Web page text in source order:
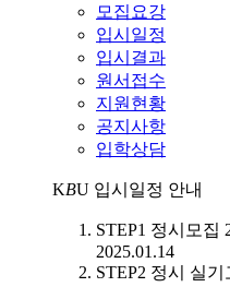
모집요강
입시일정
입시결과
원서접수
지원현황
공지사항
입학상담
KBU 입시일정 안내
STEP1 정시모집
2025.01.14
STEP2 정시 실기